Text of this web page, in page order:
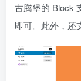
古腾堡的 Block
即可。此外，还